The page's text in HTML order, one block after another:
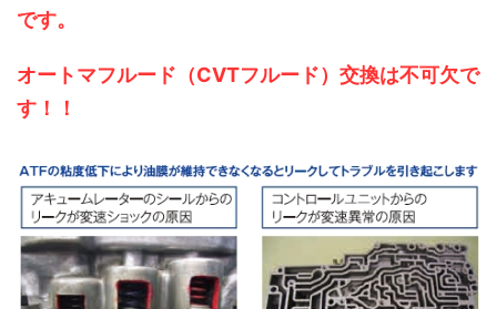
です。
オートマフルード（CVTフルード）交換は不可欠で
す！！